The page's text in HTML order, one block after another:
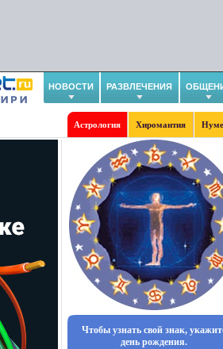
НОВОСТИ РАЗВЛЕЧЕНИЯ
Астрология Хиромантия
Чтобы узнать свой знак,
день рождения.